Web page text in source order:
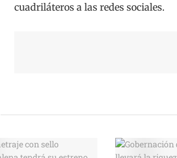
cuadriláteros a las redes sociales.